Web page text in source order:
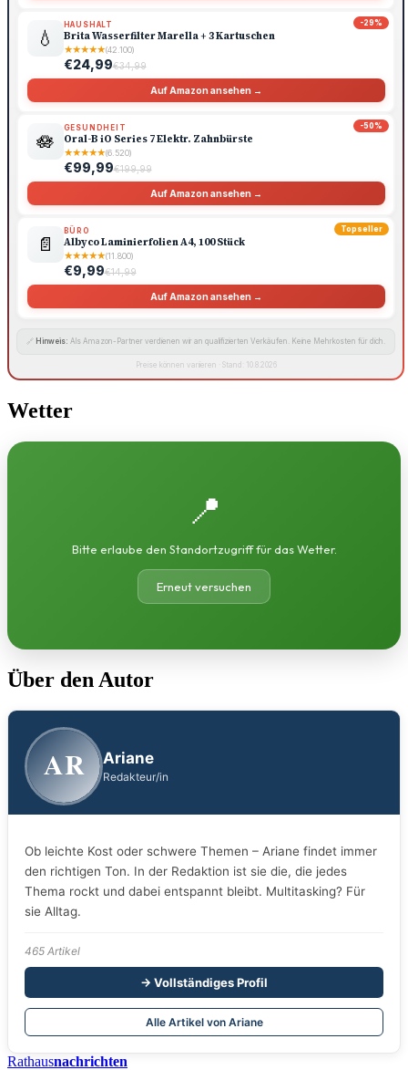
-29%
💧
HAUSHALT
Brita Wasserfilter Marella + 3 Kartuschen
★★★★★(42.100)
€24,99€34,99
Auf Amazon ansehen →
-50%
🪷
GESUNDHEIT
Oral-B iO Series 7 Elektr. Zahnbürste
★★★★★(6.520)
€99,99€199,99
Auf Amazon ansehen →
Topseller
📄
BÜRO
Albyco Laminierfolien A4, 100 Stück
★★★★★(11.800)
€9,99€14,99
Auf Amazon ansehen →
🔗 Hinweis: Als Amazon-Partner verdienen wir an qualifizierten Verkäufen. Keine Mehrkosten für dich.
Preise können variieren · Stand: 10.8.2026
Wetter
📍
Bitte erlaube den Standortzugriff für das Wetter.
Erneut versuchen
Über den Autor
AR Ariane
Redakteur/in
Ob leichte Kost oder schwere Themen – Ariane findet immer
den richtigen Ton. In der Redaktion ist sie die, die jedes
Thema rockt und dabei entspannt bleibt. Multitasking? Für
sie Alltag.
465 Artikel
→ Vollständiges Profil
Alle Artikel von Ariane
Rathausnachrichten